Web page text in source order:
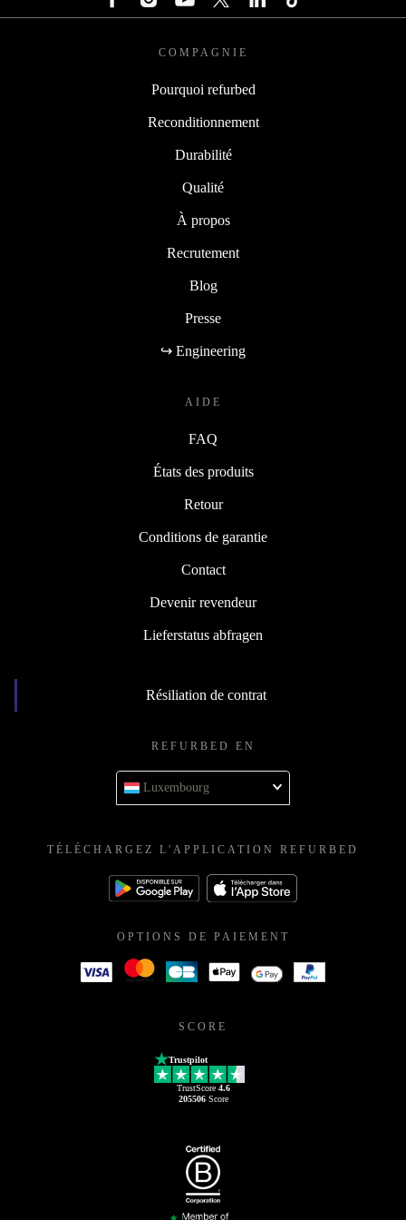
COMPAGNIE
Pourquoi refurbed
Reconditionnement
Durabilité
Qualité
À propos
Recrutement
Blog
Presse
↪ Engineering
AIDE
FAQ
États des produits
Retour
Conditions de garantie
Contact
Devenir revendeur
Lieferstatus abfragen
Résiliation de contrat
REFURBED EN
Luxembourg
TÉLÉCHARGEZ L'APPLICATION REFURBED
OPTIONS DE PAIEMENT
SCORE
Trustpilot
TrustScore 4.6
205506Score